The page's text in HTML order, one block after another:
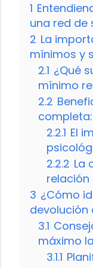
1
una red de
2 La
mínimos y
2.1 ¿Qué
mínimo
2.2
2.2.1 El
2.2.2 La
relación
3 ¿Cómo
devolución
3.1
máximo
3.1.1